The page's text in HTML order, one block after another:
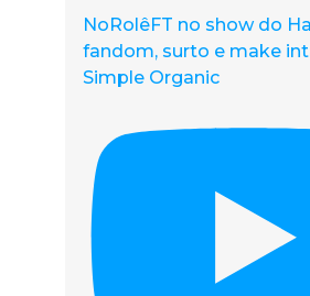
NoRolêFT no show do
fandom, surto e make
Simple Organic